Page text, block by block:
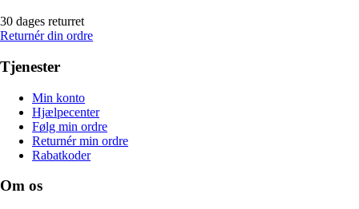
30 dages returret
Returnér din ordre
Tjenester
Min konto
Hjælpecenter
Følg min ordre
Returnér min ordre
Rabatkoder
Om os